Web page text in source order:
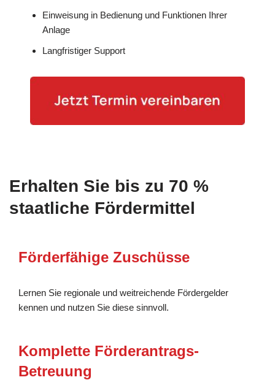
Einweisung in Bedienung und Funktionen Ihrer
Anlage
Langfristiger Support
Erhalten Sie bis zu 70 %
staatliche Fördermittel
Förderfähige Zuschüsse
Lernen Sie regionale und weitreichende Fördergelder
kennen und nutzen Sie diese sinnvoll.
Komplette Förderantrags-
Betreuung